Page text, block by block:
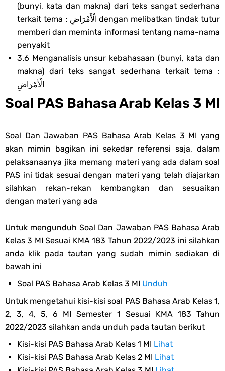
(bunyi, kata dan makna) dari teks sangat sederhana
terkait tema : الْأَمْرَاضِ dengan melibatkan tindak tutur
memberi dan meminta informasi tentang nama-nama
penyakit
3.6 Menganalisis unsur kebahasaan (bunyi, kata dan
makna) dari teks sangat sederhana terkait tema :
Soal PAS Bahasa Arab Kelas 3 MI
Soal Dan Jawaban PAS Bahasa Arab Kelas 3 MI yang
akan mimin bagikan ini sekedar referensi saja, dalam
pelaksanaanya jika memang materi yang ada dalam soal
PAS ini tidak sesuai dengan materi yang telah diajarkan
silahkan rekan-rekan kembangkan dan sesuaikan
dengan materi yang ada
Untuk mengunduh Soal Dan Jawaban PAS Bahasa Arab
Kelas 3 MI Sesuai KMA 183 Tahun 2022/2023 ini silahkan
anda klik pada tautan yang sudah mimin sediakan di
bawah ini
Soal PAS Bahasa Arab Kelas 3 MI Unduh
Untuk mengetahui kisi-kisi soal PAS Bahasa Arab Kelas 1,
2, 3, 4, 5, 6 MI Semester 1 Sesuai KMA 183 Tahun
2022/2023 silahkan anda unduh pada tautan berikut
Kisi-kisi PAS Bahasa Arab Kelas 1 MI Lihat
Kisi-kisi PAS Bahasa Arab Kelas 2 MI Lihat